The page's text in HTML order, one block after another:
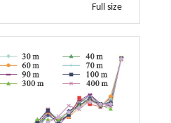
Full size